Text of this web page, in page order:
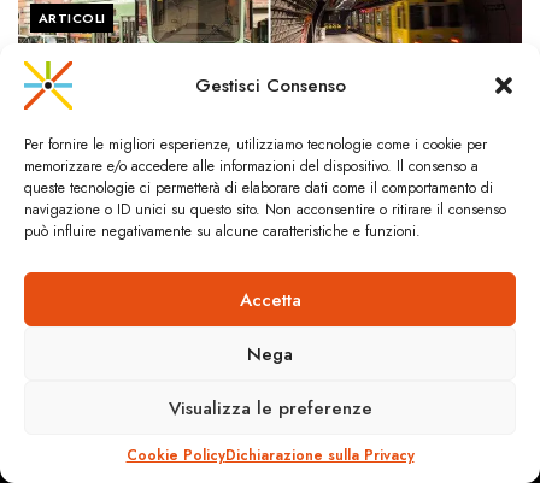
Gestisci Consenso
Per fornire le migliori esperienze, utilizziamo tecnologie come i cookie per
memorizzare e/o accedere alle informazioni del dispositivo. Il consenso a
queste tecnologie ci permetterà di elaborare dati come il comportamento di
navigazione o ID unici su questo sito. Non acconsentire o ritirare il consenso
può influire negativamente su alcune caratteristiche e funzioni.
Accetta
Nega
Visualizza le preferenze
Cookie PolicyDichiarazione sulla Privacy
ARTICOLI
UNA NUOVA OPPORTUNITÀ PER I SISTEMI DI TRM
CityRailways è un sito indipendente che discute argomenti di
urbanistica e trasporto collettivo argomentando con metodo
ANDREA SPINOSA INGEGNERIA Cookie Policy (UE)